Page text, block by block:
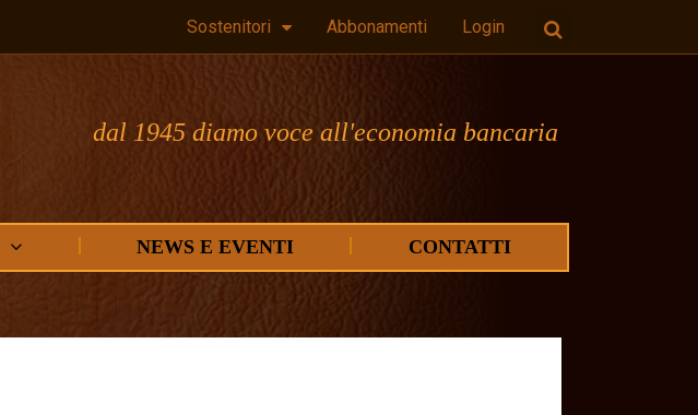
Sostenitori Abbonamenti Login
dal 1945 diamo voce all'economia bancaria
NEWS E EVENTI CONTATTI